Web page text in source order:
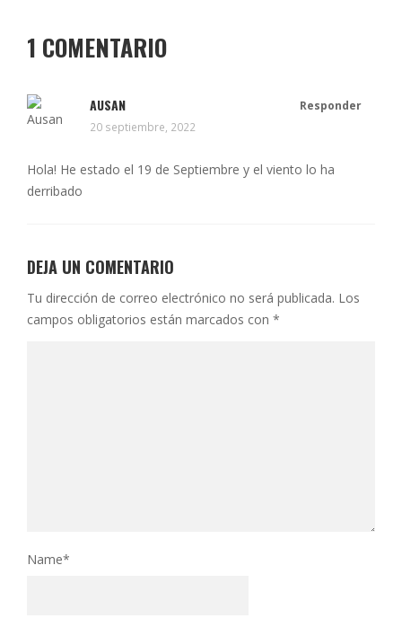
1 COMENTARIO
AUSAN
20 septiembre, 2022
Responder
Hola! He estado el 19 de Septiembre y el viento lo ha
derribado
DEJA UN COMENTARIO
Tu dirección de correo electrónico no será publicada. Los
campos obligatorios están marcados con *
Name*